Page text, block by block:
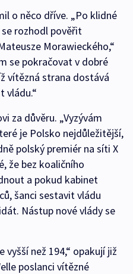
o něco dříve. „Po klidné
rozhodl pověřit
Morawieckého,“
se pokračovat v dobré
vítězná strana dostává
vládu.“
za důvěru. „Vyzývám
je Polsko nejdůležitější,
polský premiér na síti X
že bez koaličního
a pokud kabinet
šanci sestavit vládu
Nástup nové vlády se
vyšší než 194,“ opakují již
poslanci vítězné